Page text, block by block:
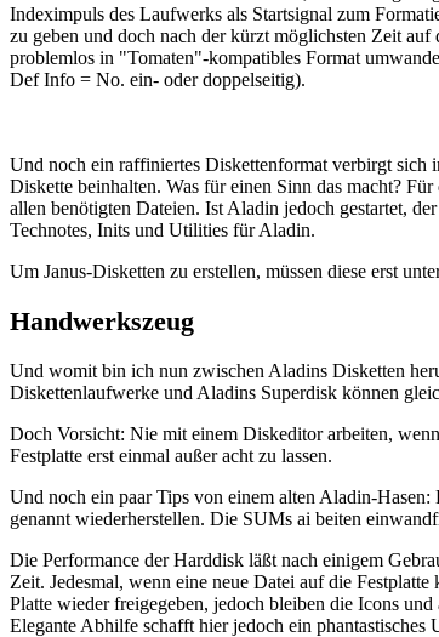
Indeximpuls des Laufwerks als Startsignal zum
zu geben und doch nach der kürzt möglichsten Zeit
problemlos in "Tomaten"-kompatibles Format
Def Info = No. ein- oder doppelseitig).
Und noch ein raffiniertes Diskettenformat verbirgt sich
Diskette beinhalten. Was für einen Sinn das macht?
allen benötigten Dateien. Ist Aladin jedoch gestartet,
Technotes, Inits und Utilities für Aladin.
Um Janus-Disketten zu erstellen, müssen diese erst
Handwerkszeug
Und womit bin ich nun zwischen Aladins Disketten
Diskettenlaufwerke und Aladins Superdisk können
Doch Vorsicht: Nie mit einem Diskeditor arbeiten,
Festplatte erst einmal außer acht zu lassen.
Und noch ein paar Tips von einem alten Aladin-
genannt wiederherstellen. Die SUMs ai beiten
Die Performance der Harddisk läßt nach einigem
Zeit. Jedesmal, wenn eine neue Datei auf die
Platte wieder freigegeben, jedoch bleiben die Icons
Elegante Abhilfe schafft hier jedoch ein